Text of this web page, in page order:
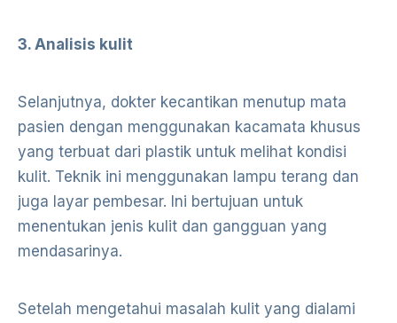
3. Analisis kulit
Selanjutnya, dokter kecantikan menutup mata
pasien dengan menggunakan kacamata khusus
yang terbuat dari plastik untuk melihat kondisi
kulit. Teknik ini menggunakan lampu terang dan
juga layar pembesar. Ini bertujuan untuk
menentukan jenis kulit dan gangguan yang
mendasarinya.
Setelah mengetahui masalah kulit yang dialami